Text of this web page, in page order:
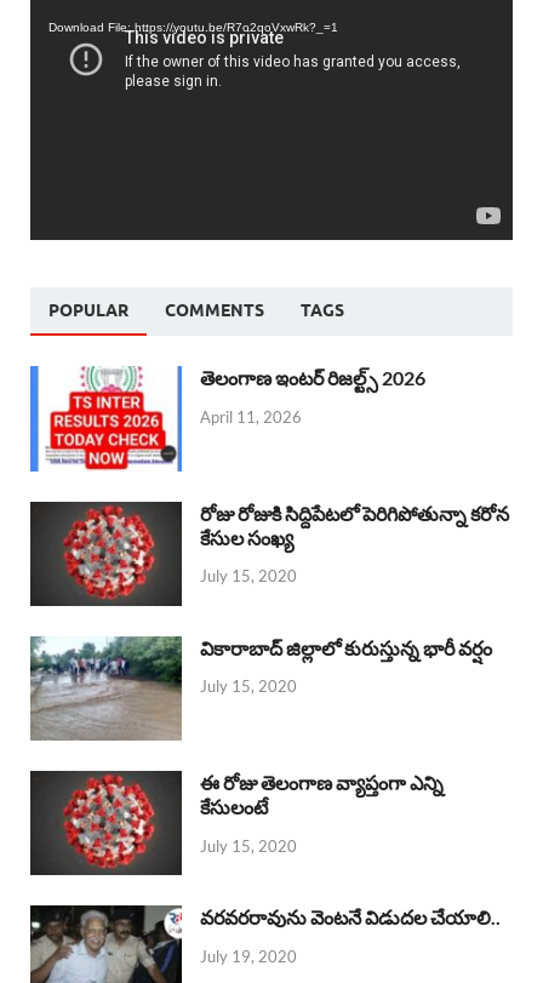
Download File: https://youtu.be/R7o2qoVxwRk?_=1
POPULAR COMMENTS TAGS
తెలంగాణ ఇంటర్ రిజల్ట్స్ 2026
April 11, 2026
రోజు రోజుకి సిద్దిపేటలో పెరిగిపోతున్నా కరోన
కేసుల సంఖ్య
July 15, 2020
వికారాబాద్ జిల్లాలో కురుస్తున్న భారీ వర్షం
July 15, 2020
ఈ రోజు తెలంగాణ వ్యాప్తంగా ఎన్ని
కేసులంటే
July 15, 2020
వరవరరావును వెంటనే విడుదల చేయాలి..
July 19, 2020